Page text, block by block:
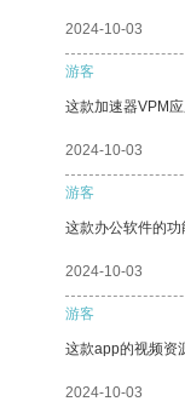
2024-10-03
游客
这款加速器VPM
2024-10-03
游客
这款办公软件的
2024-10-03
游客
这款app的视频资
2024-10-03